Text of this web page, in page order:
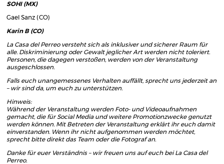
SOHI (MX)
Gael Sanz (CO)
Karin B (CO)
La Casa del Perreo versteht sich als inklusiver und sicherer Raum für
alle. Diskriminierung oder Gewalt jeglicher Art werden nicht toleriert.
Personen, die dagegen verstoßen, werden von der Veranstaltung
ausgeschlossen.
Falls euch unangemessenes Verhalten auffällt, sprecht uns jederzeit an
– wir sind da, um euch zu unterstützen.
Hinweis:
Während der Veranstaltung werden Foto- und Videoaufnahmen
gemacht, die für Social Media und weitere Promotionzwecke genutzt
werden können. Mit Betreten der Veranstaltung erklärt ihr euch damit
einverstanden. Wenn ihr nicht aufgenommen werden möchtet,
sprecht bitte direkt das Team oder die Fotograf an.
Danke für euer Verständnis – wir freuen uns auf euch bei La Casa del
Perreo.